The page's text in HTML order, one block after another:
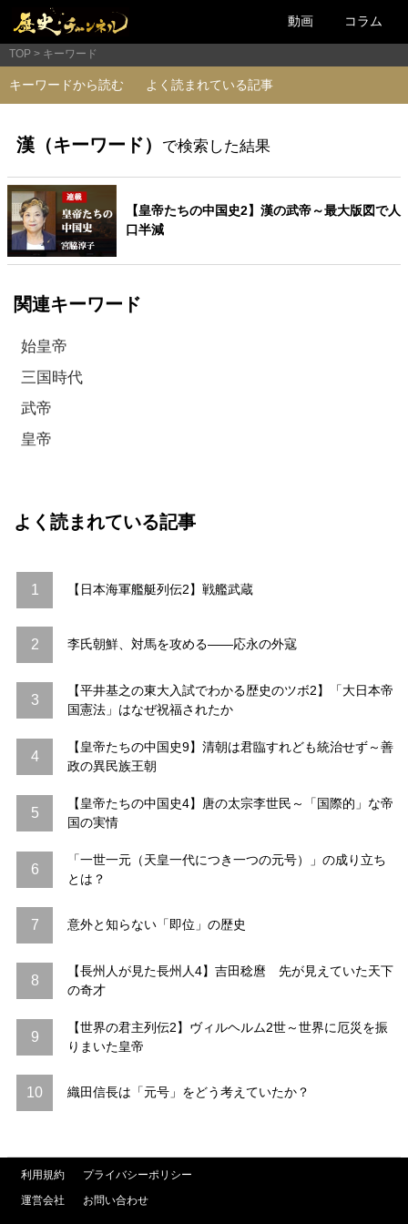
動画 コラム
TOP キーワード
キーワードから読む よく読まれている記事
漢（キーワード） で検索した結果
【皇帝たちの中国史2】漢の武帝～最大版図で人
口半減
関連キーワード
始皇帝
三国時代
武帝
皇帝
よく読まれている記事
1 【日本海軍艦艇列伝2】戦艦武蔵
2 李氏朝鮮、対馬を攻める――応永の外寇
3
【平井基之の東大入試でわかる歴史のツボ2】「大日本帝
国憲法」はなぜ祝福されたか
4
【皇帝たちの中国史9】清朝は君臨すれども統治せず～善
政の異民族王朝
5
【皇帝たちの中国史4】唐の太宗李世民～「国際的」な帝
国の実情
6
「一世一元（天皇一代につき一つの元号）」の成り立ち
とは？
7 意外と知らない「即位」の歴史
8
【長州人が見た長州人4】吉田稔麿 先が見えていた天下
の奇才
9
【世界の君主列伝2】ヴィルヘルム2世～世界に厄災を振
りまいた皇帝
10 織田信長は「元号」をどう考えていたか？
利用規約
プライバシーポリシー
運営会社
お問い合わせ